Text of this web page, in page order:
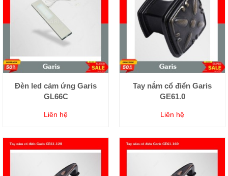
Đèn led cảm ứng Garis
GL66C
Liên hệ
Tay nắm cổ điển Garis
GE61.0
Liên hệ